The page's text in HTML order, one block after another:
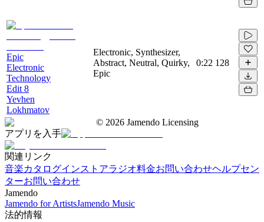
Epic
Electronic
Technology
Edit 8
Yevhen
Lokhmatov
Electronic, Synthesizer,
Abstract, Neutral, Quirky,
Epic
0:22 128
© 2026 Jamendo Licensing
アプリを入手
関連リンク
音楽カタログインストアラジオ料金お問い合わせヘルプセン
ターお問い合わせ
Jamendo
Jamendo for ArtistsJamendo Music
法的情報